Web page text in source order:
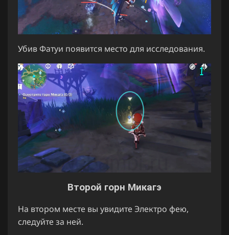
Убив Фатуи появится место для исследования.
Второй горн Микагэ
На втором месте вы увидите Электро фею,
следуйте за ней.